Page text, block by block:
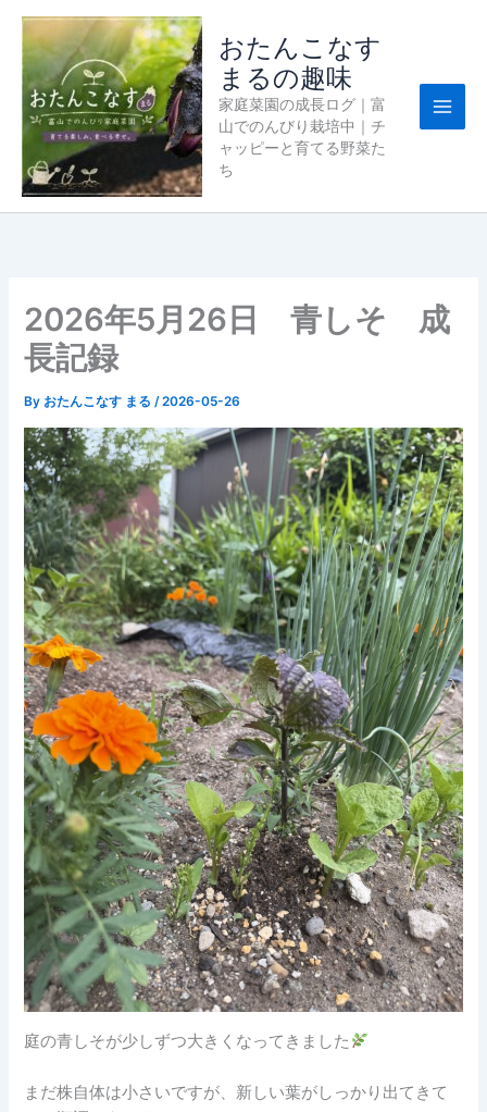
おたんこなす
まるの趣味
家庭菜園の成長ログ｜富
山でのんびり栽培中｜チ
ャッピーと育てる野菜た
ち
2026年5月26日 青しそ 成
長記録
By おたんこなす まる/2026-05-26
庭の青しそが少しずつ大きくなってきました
まだ株自体は小さいですが、新しい葉がしっかり出てきて